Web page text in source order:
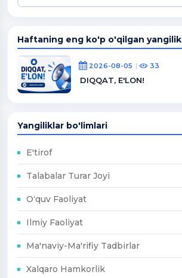
Haftaning eng ko'p o'qilgan
2026-08-05 33
DIQQAT, E'LON!
Yangiliklar bo'limlari
E'tirof
Talabalar Turar Joyi
O‘quv Faoliyat
Ilmiy Faoliyat
Ma'naviy-Ma'rifiy Tadbirlar
Xalqaro Hamkorlik